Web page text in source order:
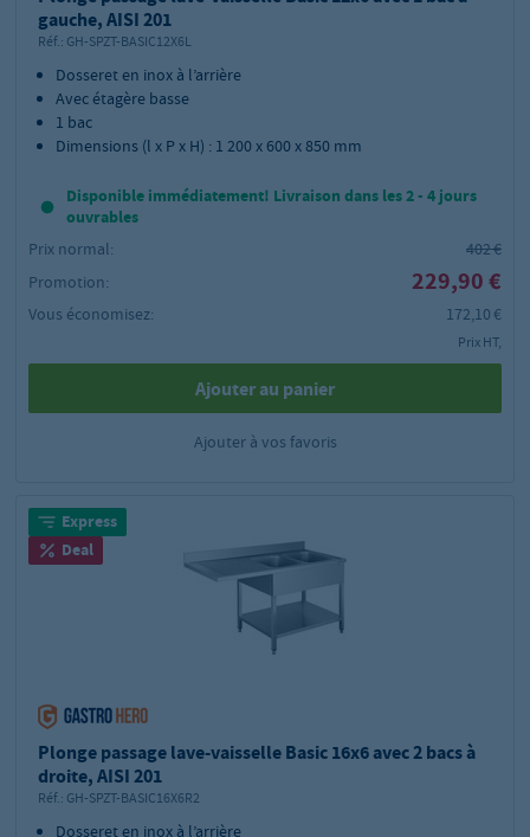
gauche, AISI 201
Réf.: GH-SPZT-BASIC12X6L
Dosseret en inox à l’arrière
Avec étagère basse
1 bac
Dimensions (l x P x H) : 1 200 x 600 x 850 mm
Disponible immédiatement! Livraison dans les 2 - 4 jours
ouvrables
Prix normal:
402 €
Promotion:
229,90 €
Vous économisez: 172,10 €
Prix HT,
Ajouter au panier
Ajouter à vos favoris
Express
Deal
Plonge passage lave-vaisselle Basic 16x6 avec 2 bacs à
droite, AISI 201
Réf.: GH-SPZT-BASIC16X6R2
Dosseret en inox à l’arrière